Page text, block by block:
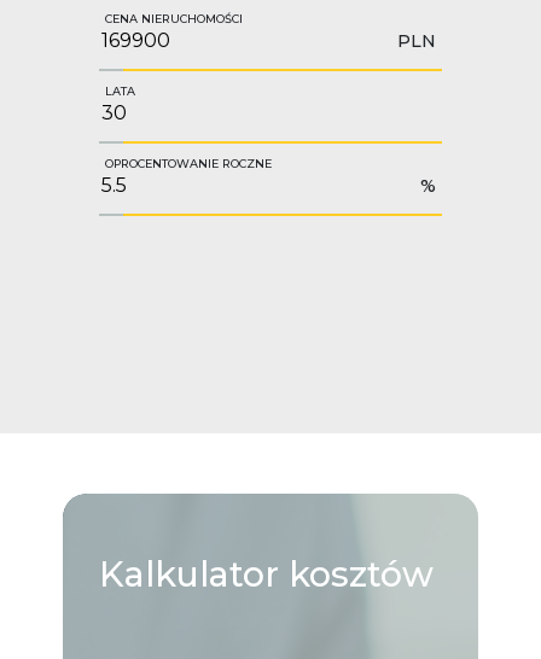
CENA NIERUCHOMOŚCI
PLN
LATA
OPROCENTOWANIE ROCZNE
%
Kalkulator kosztów